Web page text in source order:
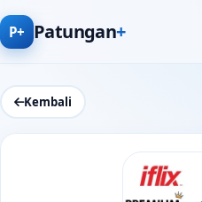
P+ Patungan+
Kembali